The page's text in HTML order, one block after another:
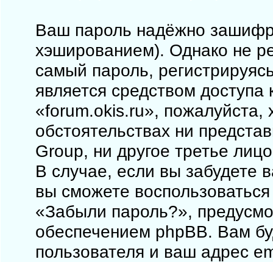
Ваш пароль надёжно
хэшированием). Однако не
самый пароль,
является средством
«forum.okis.ru», пожалуйста,
обстоятельствах ни
Group, ни другое третье
В случае, если вы забудете
вы сможете
«Забыли пароль?»,
обеспечением phpBB. Вам
пользователя и ваш адрес